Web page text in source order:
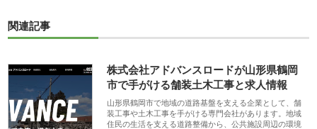
関連記事
株式会社アドバンスロードが山形県鶴岡
市で手がける舗装土木工事と求人情報
山形県鶴岡市で地域の道路基盤を支える企業として、舗
装工事や土木工事を手がける専門会社があります。地域
住民の生活を支える道路整備から、公共施設周辺の環境